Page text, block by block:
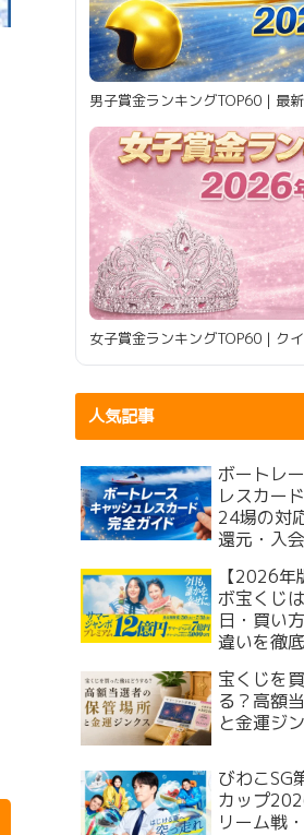
男子賞金ランキングTOP60｜最
女子賞金ランキングTOP60｜ク
人気記事
ボートレ
レスカー
24場の対
還元・入
【2026
ボ宝くじ
日・買い
違いを徹
宝くじを
る？高額
と金運ジ
びわこSG
カップ
リーム戦